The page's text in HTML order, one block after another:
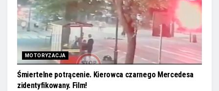
MOTORYZACJA
Śmiertelne potrącenie. Kierowca czarnego Mercedesa
zidentyfikowany. Film!